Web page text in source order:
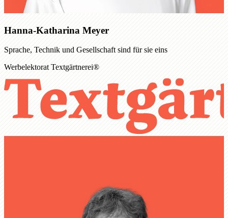
Hanna-Katharina Meyer
Sprache, Technik und Gesellschaft sind für sie eins
Werbelektorat Textgärtnerei®